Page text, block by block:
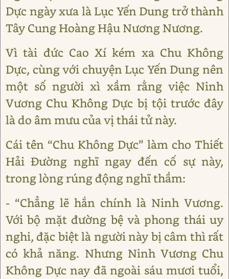
Dực ngày xưa là Lục Yến Dung trở thành
Tây Cung Hoàng Hậu Nương Nương.
Vì tài đức Cao Xí kém xa Chu Không
Dực, cùng với chuyện Lục Yến Dung nên
một số người xì xầm rằng việc Ninh
Vương Chu Không Dực bị tội trước đây
là do âm mưu của vị thái tử này.
Cái tên “Chu Không Dực” làm cho Thiết
Hải Đường nghĩ ngay đến cố sự này,
trong lòng rúng động nghĩ thầm:
- “Chẳng lẽ hắn chính là Ninh Vương.
Với bộ mặt đường bệ và phong thái uy
nghi, đặc biệt là người này bị câm thì rất
có khả năng. Nhưng Ninh Vương Chu
Không Dực nay đã ngoài sáu mươi tuổi,